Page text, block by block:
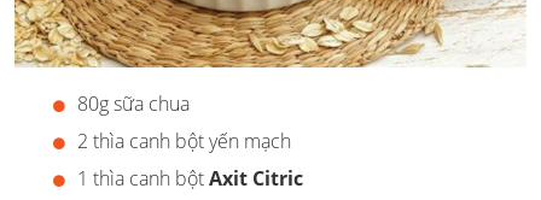
80g sữa chua
2 thìa canh bột yến mạch
1 thìa canh bộtAxit Citric